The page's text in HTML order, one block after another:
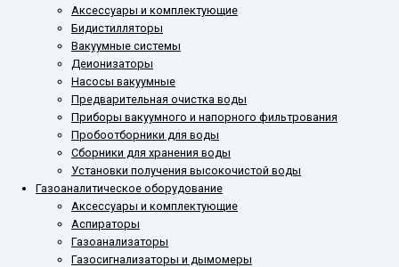
Аксессуары и комплектующие
Бидистилляторы
Вакуумные системы
Деионизаторы
Насосы вакуумные
Предварительная очистка воды
Приборы вакуумного и напорного фильтрования
Пробоотборники для воды
Сборники для хранения воды
Установки получения высокочистой воды
Газоаналитическое оборудование
Аксессуары и комплектующие
Аспираторы
Газоанализаторы
Газосигнализаторы и дымомеры